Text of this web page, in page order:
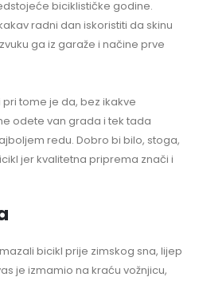
biciklističke godine.
radni dan iskoristiti da skinu
ga iz garaže i načine prve
tome je da, bez ikakve
odete van grada i tek tada
redu. Dobro bi bilo, stoga,
jer kvalitetna priprema znači i
bicikl prije zimskog sna, lijep
je izmamio na kraću vožnjicu,